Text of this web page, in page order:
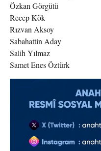
Özkan Görgütü
Recep Kök
Rızvan Aksoy
Sabahattin Aday
Salih Yılmaz
Samet Enes Öztürk